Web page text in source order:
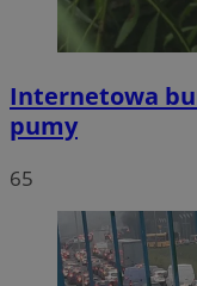
Internetowa
pumy
65